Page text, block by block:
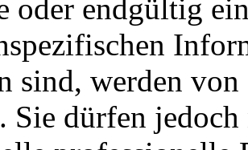
oder endgültig
sind, werden
Sie dürfen